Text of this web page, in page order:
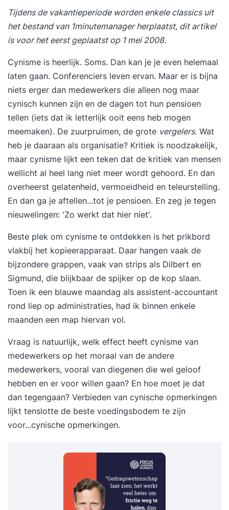
Tijdens de vakantieperiode worden enkele classics uit
het bestand van 1minutemanager herplaatst, dit artikel
is voor het eerst geplaatst op 1 mei 2008.
Cynisme is heerlijk. Soms. Dan kan je je even helemaal
laten gaan. Conferenciers leven ervan. Maar er is bijna
niets erger dan medewerkers die alleen nog maar
cynisch kunnen zijn en de dagen tot hun pensioen
tellen (iets dat ik letterlijk ooit eens heb mogen
meemaken). De zuurpruimen, de grote vergelers. Wat
heb je daaraan als organisatie? Kritiek is noodzakelijk,
maar cynisme lijkt een teken dat de kritiek van mensen
wellicht al heel lang niet meer wordt gehoord. En dan
overheerst gelatenheid, vermoeidheid en teleurstelling.
En dan ga je aftellen...tot je pensioen. En zeg je tegen
nieuwelingen: 'Zo werkt dat hier niet'.
Beste plek om cynisme te ontdekken is het prikbord
vlakbij het kopieerapparaat. Daar hangen vaak de
bijzondere grappen, vaak van strips als Dilbert en
Sigmund, die blijkbaar de spijker op de kop slaan.
Toen ik een blauwe maandag als assistent-accountant
rond liep op administraties, had ik binnen enkele
maanden een map hiervan vol.
Vraag is natuurlijk, welk effect heeft cynisme van
medewerkers op het moraal van de andere
medewerkers, vooral van diegenen die wel geloof
hebben en er voor willen gaan? En hoe moet je dat
dan tegengaan? Verbieden van cynische opmerkingen
lijkt tenslotte de beste voedingsbodem te zijn
voor...cynische opmerkingen.